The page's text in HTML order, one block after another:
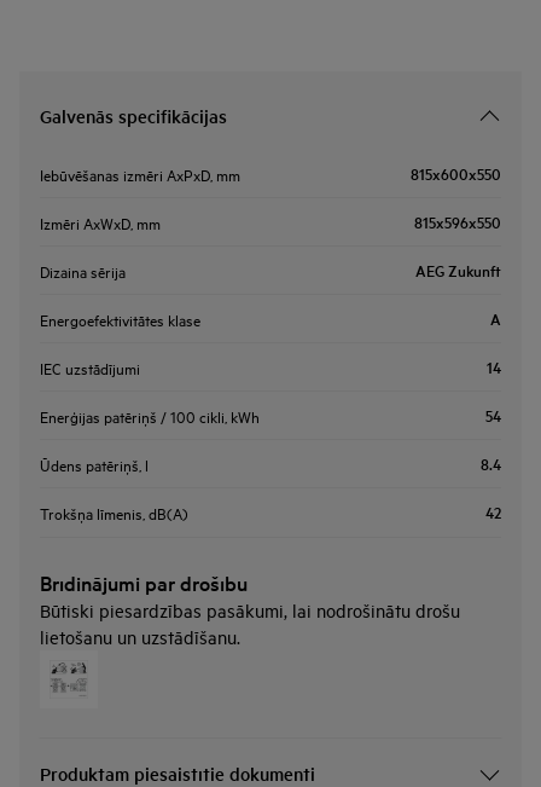
Galvenās specifikācijas
Iebūvēšanas izmēri AxPxD, mm 815x600x550
Izmēri AxWxD, mm 815x596x550
Dizaina sērija AEG Zukunft
Energoefektivitātes klase A
IEC uzstādījumi 14
Enerģijas patēriņš / 100 cikli, kWh 54
Ūdens patēriņš, l 8.4
Trokšņa līmenis, dB(A) 42
Brīdinājumi par drošību
Būtiski piesardzības pasākumi, lai nodrošinātu drošu
lietošanu un uzstādīšanu.
Produktam piesaistītie dokumenti